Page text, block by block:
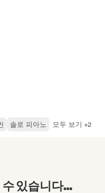
솔로 피아노 모두 보기 +2
있습니다...